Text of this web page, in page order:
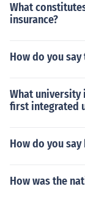
What
insurance?
How do you
What university
first integrated
How do you
How was the